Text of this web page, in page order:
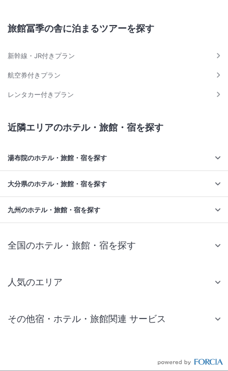
旅館冨季の舎に泊まるツアーを探す
新幹線・JR付きプラン
航空券付きプラン
レンタカー付きプラン
近隣エリアのホテル・旅館・宿を探す
湯布院のホテル・旅館・宿を探す
大分県のホテル・旅館・宿を探す
九州のホテル・旅館・宿を探す
全国のホテル・旅館・宿を探す
人気のエリア
仙台 ホテル
その他宿・ホテル・旅館関連 サービス